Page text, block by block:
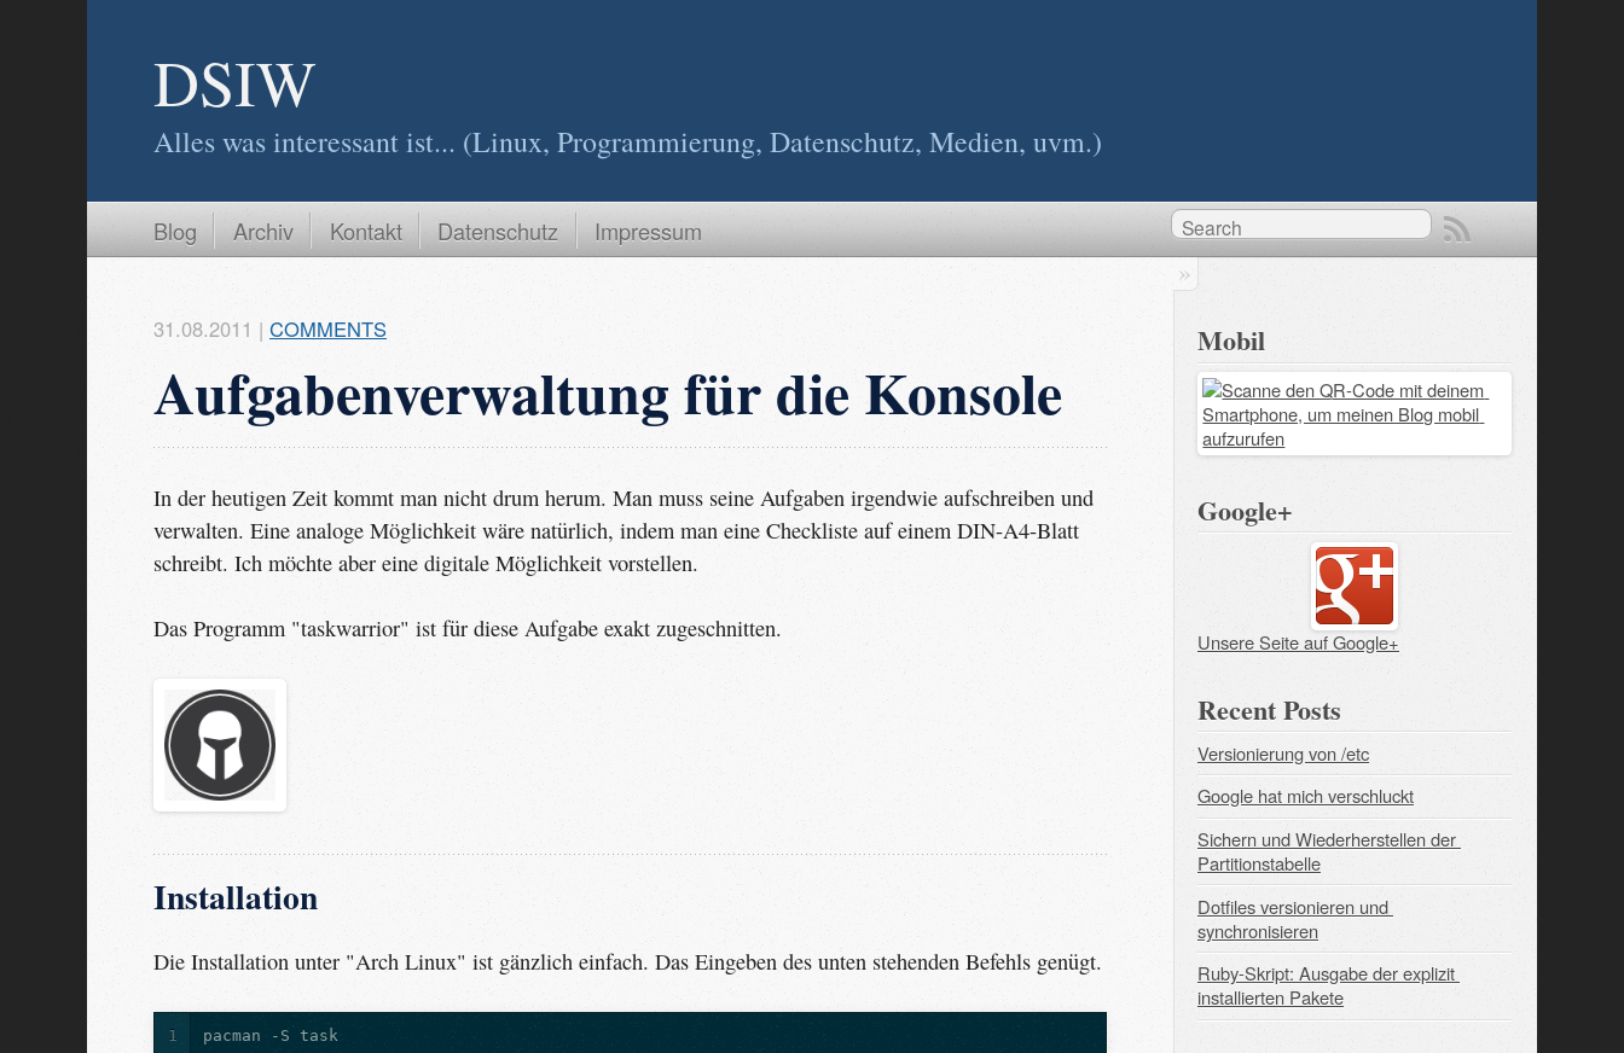
DSIW
Alles was interessant ist... (Linux, Programmierung, Datenschutz, Medien, uvm.)
Blog Archiv Kontakt Datenschutz Impressum
Aufgabenverwaltung für die Konsole
31.08.2011 | COMMENTS
In der heutigen Zeit kommt man nicht drum herum. Man muss seine Aufgaben irgendwie aufschreiben und
verwalten. Eine analoge Möglichkeit wäre natürlich, indem man eine Checkliste auf einem DIN-A4-Blatt
schreibt. Ich möchte aber eine digitale Möglichkeit vorstellen.
Das Programm "taskwarrior" ist für diese Aufgabe exakt zugeschnitten.
Installation
Die Installation unter "Arch Linux" ist gänzlich einfach. Das Eingeben des unten stehenden Befehls genügt.
1
Mobil
Google+
Unsere Seite auf Google+
Recent Posts
Versionierung von /etc
Google hat mich verschluckt
Sichern und Wiederherstellen der
Partitionstabelle
Dotfiles versionieren und
synchronisieren
Ruby-Skript: Ausgabe der explizit
installierten Pakete